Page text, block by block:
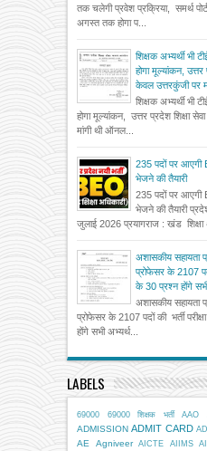
तक चलेगी प्रवेश प्रक्रिया, समर्थ
अगस्त तक होगा प...
शिक्षक अभ्यर्थी भी
होगा मूल्यांकन,
केवल उत्तरकुंजी पर
शिक्षक अभ्यर्थी भी
होगा मूल्यांकन, उत्तर प्रदेश शिक्षा
मांगी थी ऑनल...
235 पदों पर आएगी
भेजने की तैयारी
235 पदों पर आएगी
भेजने की तैयारी
जुलाई 2026 प्रयागराज : खंड शिक्षा
अशासकीय सहायता
प्रोफेसर के 2107
के 30 प्रश्न होंगे सभी
अशासकीय सहायता
प्रोफेसर के 2107 पदों की भर्ती
होंगे सभी अभ्यर्थ...
LABELS
69000 69000 शिक्षक भर्ती AAO
ADMISSION ADMIT CARD
AE
Agniveer AICTE AIIMS